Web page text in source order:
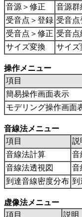
音源＞修正
音源群
受音点＞登録 受音
受音点＞修正 受音点
サイズ変換
サイズ
操作メニュー
項目
簡易操作画面表示
モデリング操作画面
音線法メニュー
項目
説
音線法計算
音
音線法透視図
音
到達音線密度分布 到
虚像法メニュー
項目
説明